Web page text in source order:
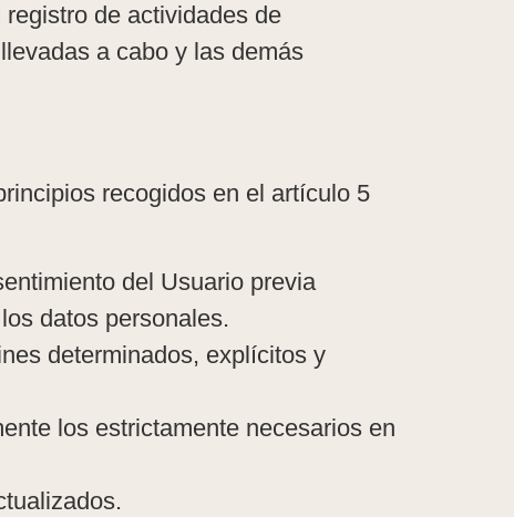
de actividades de
a cabo y las demás
recogidos en el artículo 5
del Usuario previa
datos personales.
determinados, explícitos y
los estrictamente necesarios en